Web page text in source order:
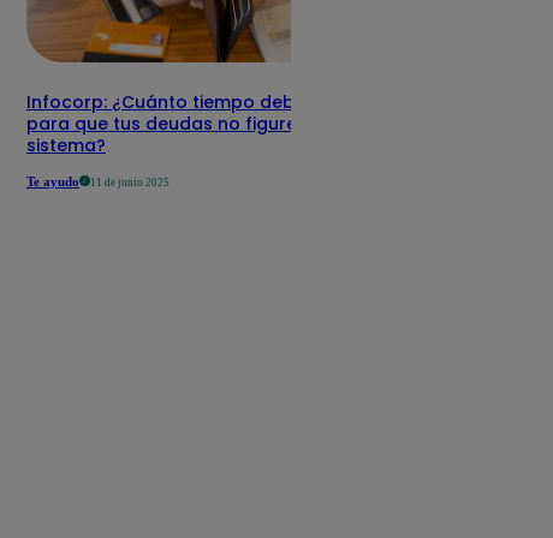
Infocorp: ¿Cuánto tiempo debe pasar
para que tus deudas no figuren en su
sistema?
Te ayudo 11 de junio 2025